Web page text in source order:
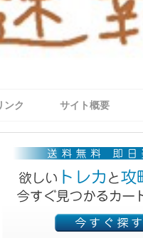
ンク サイト概要